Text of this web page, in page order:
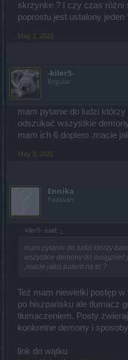
skrzynke ? I czy czas różni
poprostu jest ustalony jeden
May 2, 2022
-kiler5-
Regular
mam pytanie do ludzi
odszukać wszystkie
mam ich 6 dopiero ,macie
May 3, 2022
Ennika
Padavan
-kiler5- said: ↑
mam pytanie do ludzi którzy
wszystkie demony do
,macie jakiś patent na to ?
Też mam niewielki postęp w
po hiszpańsku ale tłumacz
tłumaczeniem. Posty
konkretne demony i
link do wątku